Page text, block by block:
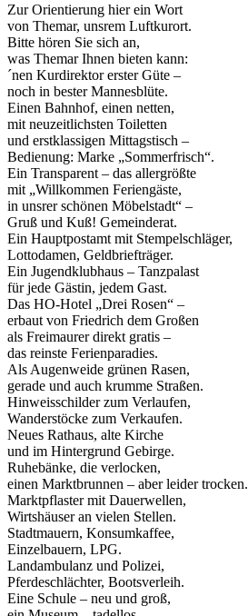
Zur Orientierung hier ein Wort
von Themar, unsrem Luftkurort.
Bitte hören Sie sich an,
was Themar Ihnen bieten kann:
´nen Kurdirektor erster Güte –
noch in bester Mannesblüte.
Einen Bahnhof, einen netten,
mit neuzeitlichsten Toiletten
und erstklassigen Mittagstisch –
Bedienung: Marke „Sommerfrisch“.
Ein Transparent – das allergrößte
mit „Willkommen Feriengäste,
in unsrer schönen Möbelstadt“ –
Gruß und Kuß! Gemeinderat.
Ein Hauptpostamt mit Stempelschläger,
Lottodamen, Geldbriefträger.
Ein Jugendklubhaus – Tanzpalast
für jede Gästin, jedem Gast.
Das HO-Hotel „Drei Rosen“ –
erbaut von Friedrich dem Großen
als Freimaurer direkt gratis –
das reinste Ferienparadies.
Als Augenweide grünen Rasen,
gerade und auch krumme Straßen.
Hinweisschilder zum Verlaufen,
Wanderstöcke zum Verkaufen.
Neues Rathaus, alte Kirche
und im Hintergrund Gebirge.
Ruhebänke, die verlocken,
einen Marktbrunnen – aber leider trocken.
Marktpflaster mit Dauerwellen,
Wirtshäuser an vielen Stellen.
Stadtmauern, Konsumkaffee,
Einzelbauern, LPG.
Landambulanz und Polizei,
Pferdeschlächter, Bootsverleih.
Eine Schule – neu und groß,